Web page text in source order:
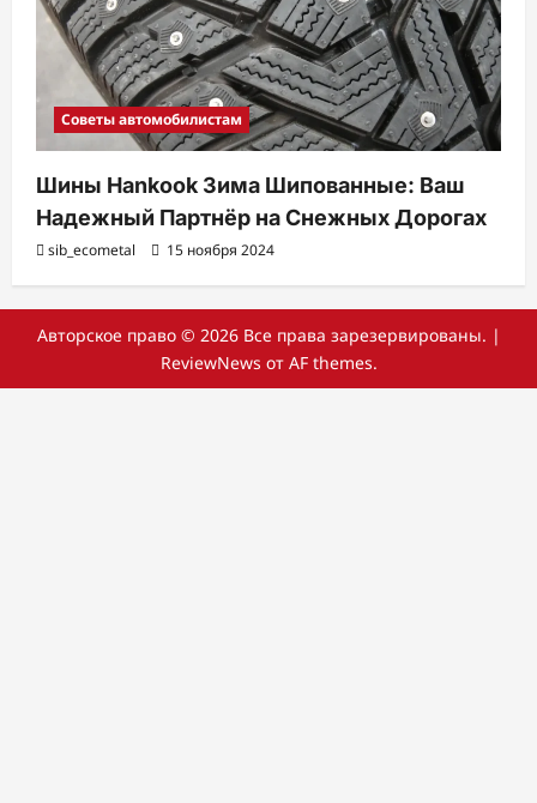
Советы автомобилистам
Шины Hankook Зима Шипованные: Ваш
Надежный Партнёр на Снежных Дорогах
sib_ecometal 15 ноября 2024
Авторское право © 2026 Все права зарезервированы. |
ReviewNews от AF themes.